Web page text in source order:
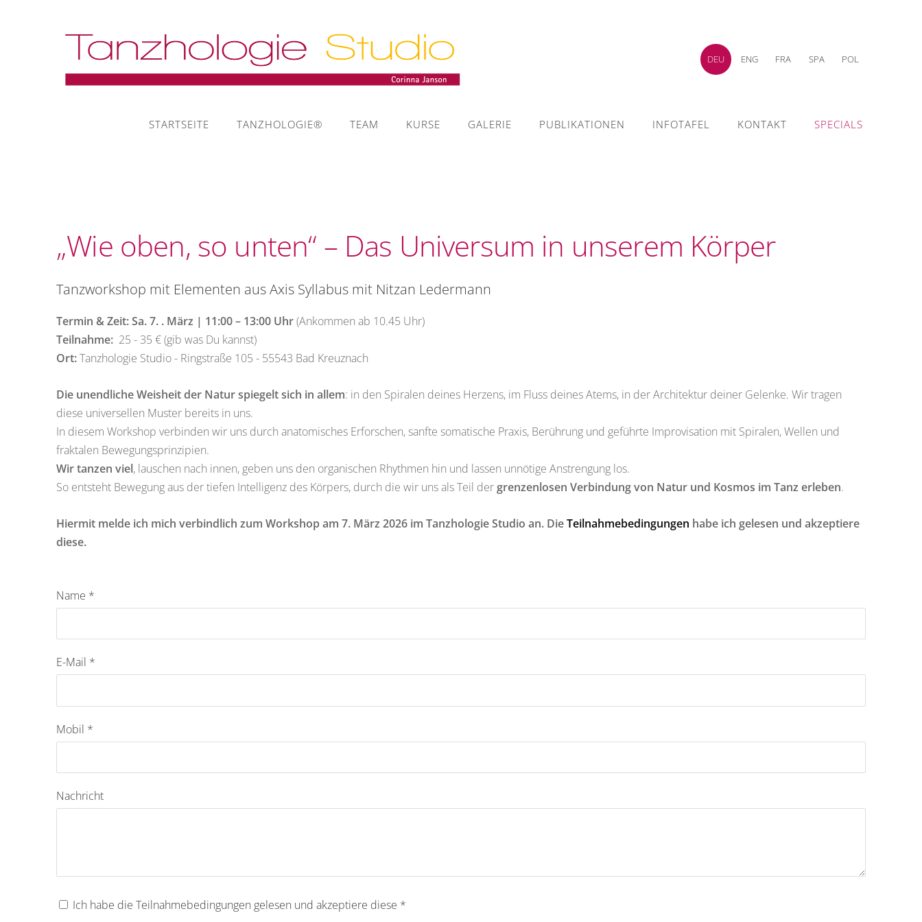
STARTSEITE TANZHOLOGIE® TEAM KURSE GALERIE PUBLIKATIONEN INFOTAFEL KONTAKT SPECIALS
DEU ENG FRA SPA POL
„Wie oben, so unten“ – Das Universum in unserem Körper
Tanzworkshop mit Elementen aus Axis Syllabus mit Nitzan Ledermann
Termin & Zeit:Sa. 7. . März | 11:00 – 13:00 Uhr(Ankommen ab 10.45 Uhr)
Teilnahme: 25 - 35 € (gib was Du kannst)
Ort:Tanzhologie Studio - Ringstraße 105 - 55543 Bad Kreuznach
Die unendliche Weisheit der Natur spiegelt sich in allem: in den Spiralen deines Herzens, im Fluss deines Atems, in der Architektur deiner Gelenke. Wir tragen
diese universellen Muster bereits in uns.
In diesem Workshop verbinden wir uns durch anatomisches Erforschen, sanfte somatische Praxis, Berührung und geführte Improvisation mit Spiralen, Wellen und
fraktalen Bewegungsprinzipien.
Wir tanzen viel, lauschen nach innen, geben uns den organischen Rhythmen hin und lassen unnötige Anstrengung los.
So entsteht Bewegung aus der tiefen Intelligenz des Körpers, durch die wir uns als Teil der grenzenlosen Verbindung von Natur und Kosmos im Tanz erleben.
Hiermit melde ich mich verbindlich zum Workshop am 7. März 2026 im Tanzhologie Studio an. DieTeilnahmebedingungen habe ich gelesen und akzeptiere
diese.
Name *
E-Mail *
Mobil *
Nachricht
Ich habe die Teilnahmebedingungen gelesen und akzeptiere diese *